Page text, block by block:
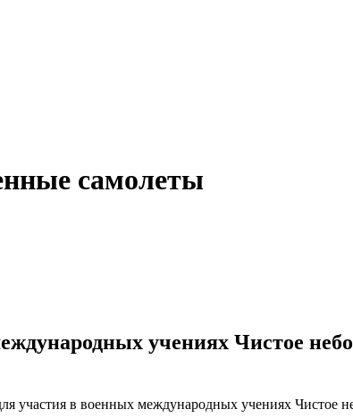
самолеты
учениях Чистое
в военных международных учениях Чистое